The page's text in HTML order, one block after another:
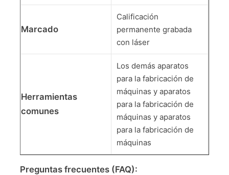
Marcado
Calificación
permanente grabada
con láser
Herramientas
comunes
Los demás aparatos
para la fabricación de
máquinas y aparatos
para la fabricación de
máquinas y aparatos
para la fabricación de
máquinas
Preguntas frecuentes (FAQ):